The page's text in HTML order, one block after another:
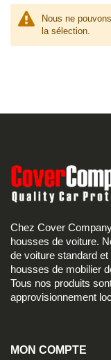
Nous ne
la sélection.
Chez Cover
housses de voiture.
de voiture standard
housses de mobilier
Tous nos produits
approvisionnement
MON COMPTE